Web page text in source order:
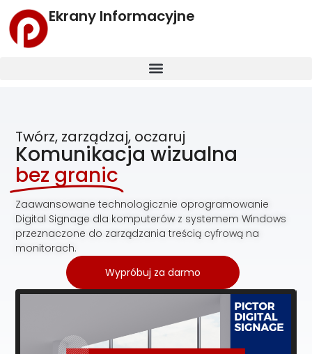
Ekrany Informacyjne
Twórz, zarządzaj, oczaruj
Komunikacja wizualna
bez granic
Zaawansowane technologicznie oprogramowanie
Digital Signage dla komputerów z systemem Windows
przeznaczone do zarządzania treścią cyfrową na
monitorach.
Wypróbuj za darmo